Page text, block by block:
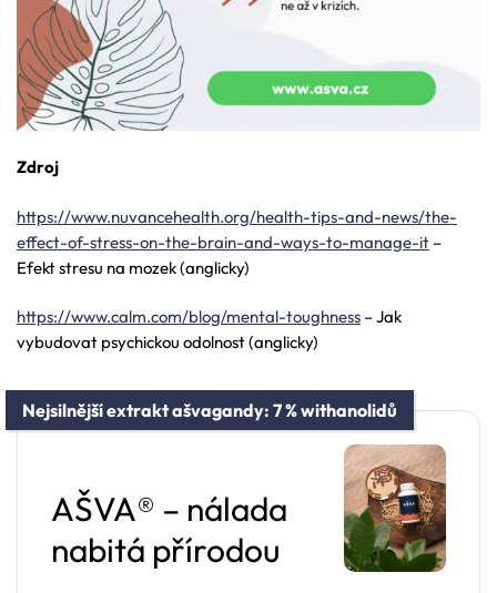
Zdroj
https://www.nuvancehealth.org/health-tips-and-news/the-
effect-of-stress-on-the-brain-and-ways-to-manage-it –
Efekt stresu na mozek (anglicky)
https://www.calm.com/blog/mental-toughness – Jak
vybudovat psychickou odolnost (anglicky)
Nejsilnější extrakt ašvagandy: 7 % withanolidů
AŠVA® – nálada
nabitá přírodou